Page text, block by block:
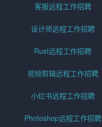
客服远程工作招聘
设计师远程工作招聘
Rust远程工作招聘
视频剪辑远程工作招聘
小红书远程工作招聘
Photoshop远程工作招聘